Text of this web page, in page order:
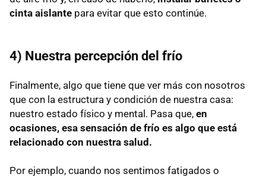
cinta aislante para evitar que esto continúe.
4) Nuestra percepción del frío
Finalmente, algo que tiene que ver más con nosotros
que con la estructura y condición de nuestra casa:
nuestro estado físico y mental. Pasa que, en
ocasiones, esa sensación de frío es algo que está
relacionado con nuestra salud.
Por ejemplo, cuando nos sentimos fatigados o